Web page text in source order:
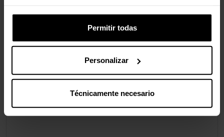
Permitir todas
Personalizar
Técnicamente necesario